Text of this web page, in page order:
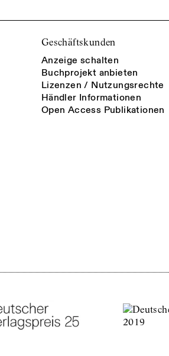
Geschäftskunden
Anzeige schalten
Buchprojekt anbieten
Lizenzen / Nutzungsrechte
Händler Informationen
Open Access Publikationen